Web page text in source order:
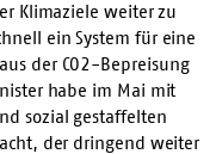
Klimaziele weiter zu
ein System für eine
der CO2-Bepreisung
habe im Mai mit
sozial gestaffelten
der dringend weiter